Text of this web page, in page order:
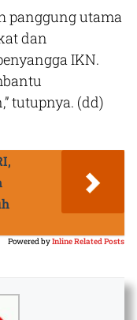
panggung utama
dan
IKN.
tutupnya. (dd)
Powered byInline Related Posts